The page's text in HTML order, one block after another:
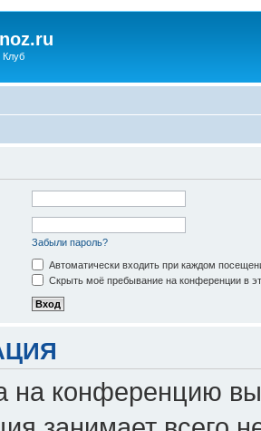
Клуб
Забыли пароль?
Автоматически входить при каждом
Скрыть моё пребывание на конференции в
на конференцию